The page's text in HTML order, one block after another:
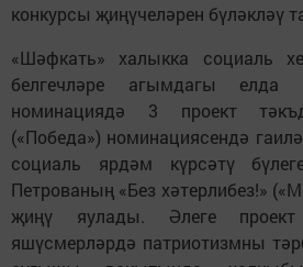
конкурсы җиңүчеләрен бүләкләү
«Шәфкать» халыкка социаль
белгечләре агымдагы елда
номинациядә 3 проект
(«Победа») номинациясендә
социаль ярдәм күрсәтү
Петрованың «Без хәтерлибез!»
җиңү яулады. Әлеге
яшүсмерләрдә патриотизмны